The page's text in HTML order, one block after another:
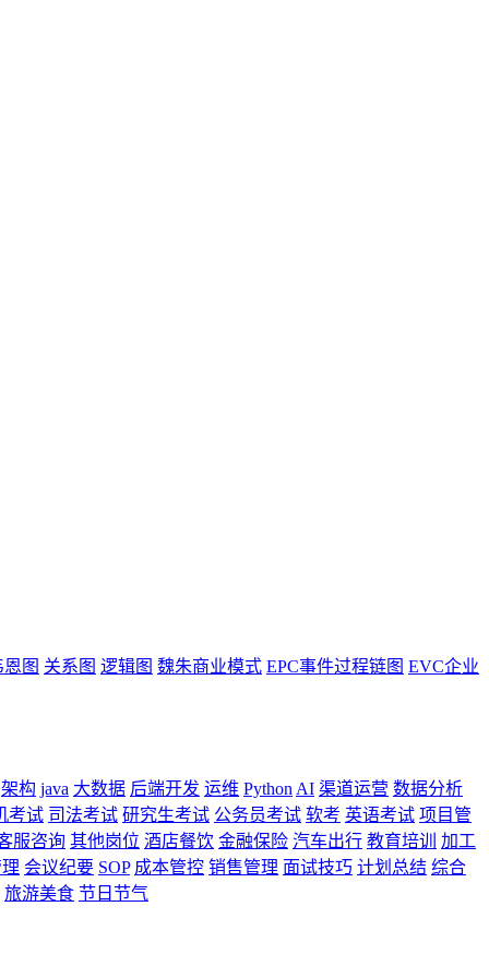
恩图 关系图 逻辑图 魏朱商业模式 EPC事件过程链图 EVC企业
架构 java 大数据 后端开发 运维 Python AI 渠道运营 数据分析
考试 司法考试 研究生考试 公务员考试 软考 英语考试 项目管
服咨询 其他岗位 酒店餐饮 金融保险 汽车出行 教育培训
加工
会议纪要 SOP 成本管控 销售管理 面试技巧 计划总结 综合
旅游美食 节日节气